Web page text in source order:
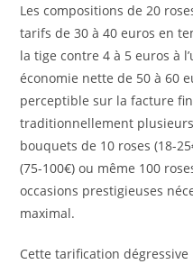
Les compositions de 20
tarifs de 30 à 40 euros en
la tige contre 4 à 5 euros à
économie nette de 50 à 60
perceptible sur la facture
traditionnellement
bouquets de 10 roses (18-
(75-100€) ou même 100
occasions prestigieuses
maximal.
Cette tarification